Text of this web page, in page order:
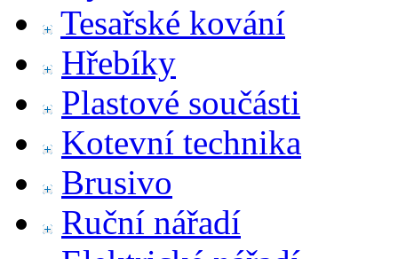
Tesařské kování
Hřebíky
Plastové součásti
Kotevní technika
Brusivo
Ruční nářadí